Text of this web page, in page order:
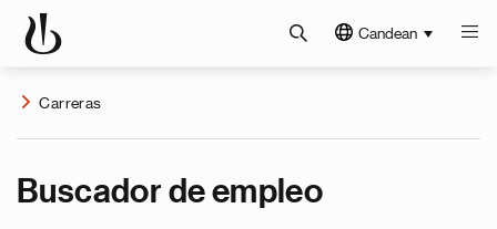
Candean
Carreras
Buscador de empleo